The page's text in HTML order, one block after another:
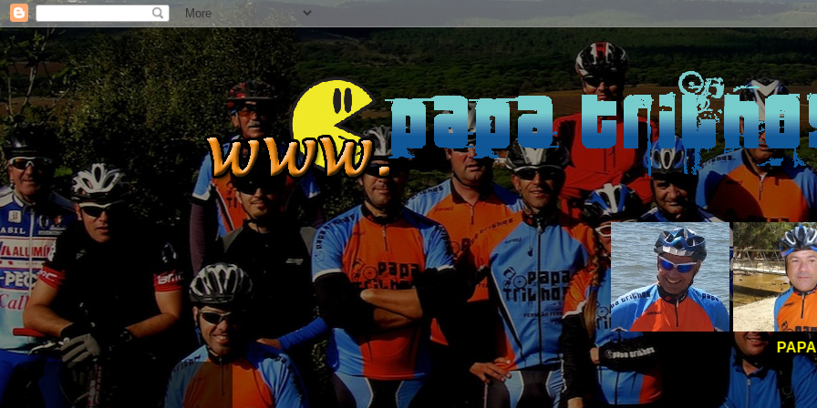
PAPA TRILHOS -